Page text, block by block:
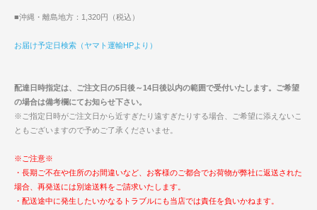
■沖縄・離島地方：1,320円（税込）
お届け予定日検索（ヤマト運輸HPより）
配達日時指定は、ご注文日の5日後～14日後以内の範囲で受付いたします。ご希望
の場合は備考欄にてお知らせ下さい。
※ご指定日時がご注文日から近すぎたり遠すぎたりする場合、ご希望に添えないこ
ともございますので予めご了承くださいませ。
※ご注意※
・長期ご不在や住所のお間違いなど、お客様のご都合でお荷物が弊社に返送された
場合、再発送には別途送料をご請求いたします。
・配送途中に発生したいかなるトラブルにも当店では責任を負いかねます。